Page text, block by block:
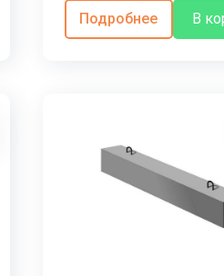
Подробнее В